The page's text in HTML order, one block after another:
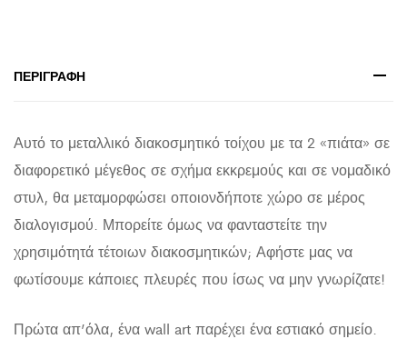
ΠΕΡΙΓΡΑΦΉ
Αυτό το μεταλλικό διακοσμητικό τοίχου με τα 2 «πιάτα» σε
διαφορετικό μέγεθος σε σχήμα εκκρεμούς και σε νομαδικό
στυλ, θα μεταμορφώσει οποιονδήποτε χώρο σε μέρος
διαλογισμού. Μπορείτε όμως να φανταστείτε την
χρησιμότητά τέτοιων διακοσμητικών; Αφήστε μας να
φωτίσουμε κάποιες πλευρές που ίσως να μην γνωρίζατε!
Πρώτα απ’όλα, ένα wall art παρέχει ένα εστιακό σημείο.